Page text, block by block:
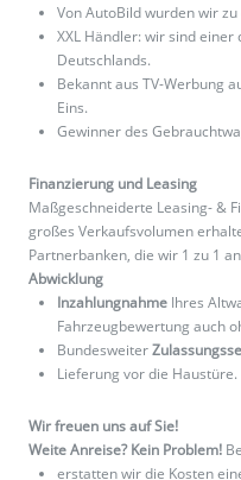
Von AutoBild wurden wir
XXL Händler: wir sind
Deutschlands.
Bekannt aus TV-Werbung
Eins.
Gewinner des
Finanzierung und Leasing
Maßgeschneiderte Leasing- &
großes Verkaufsvolumen
Partnerbanken, die wir 1 zu 1
Abwicklung
Inzahlungnahme Ihres
Fahrzeugbewertung auch
Bundesweiter
Lieferung vor die Haustüre.
Wir freuen uns auf Sie!
Weite Anreise? Kein Problem!
erstatten wir die Kosten